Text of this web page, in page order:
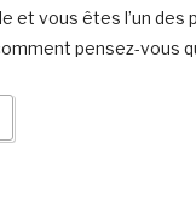
et vous êtes l’un des
pensez-vous